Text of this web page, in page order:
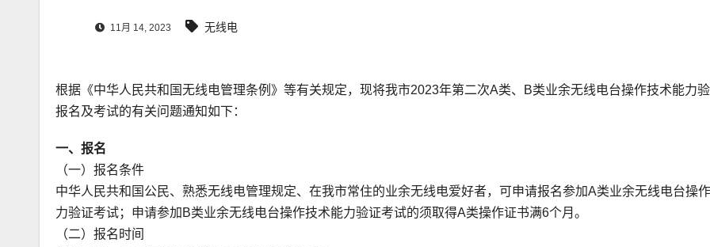
11月 14, 2023 无线电
根据《中华人民共和国无线电管理条例》等有关规定，现将我市2023年第二次A类、B类业余无线电台操作技术能力
报名及考试的有关问题通知如下：
一、报名
（一）报名条件
中华人民共和国公民、熟悉无线电管理规定、在我市常住的业余无线电爱好者，可申请报名参加A类业余无线电台操
力验证考试；申请参加B类业余无线电台操作技术能力验证考试的须取得A类操作证书满6个月。
（二）报名时间